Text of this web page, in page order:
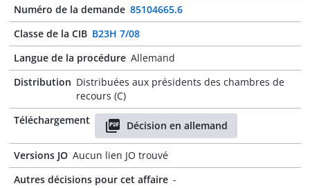
Numéro de la demande 85104665.6
Classe de la CIB B23H 7/08
Langue de la procédure Allemand
Distribution Distribuées aux présidents des chambres de
recours (C)
Téléchargement
Décision en allemand
Versions JO Aucun lien JO trouvé
Autres décisions pour cet affaire -